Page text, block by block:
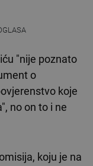
"nije poznato
o
koje
no on to i ne
koju je na